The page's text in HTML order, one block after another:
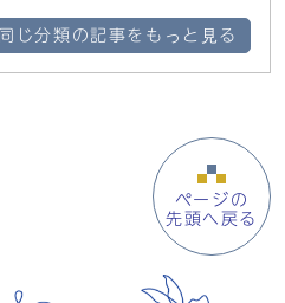
同じ分類の記事をもっと見る
ページの
先頭へ戻る